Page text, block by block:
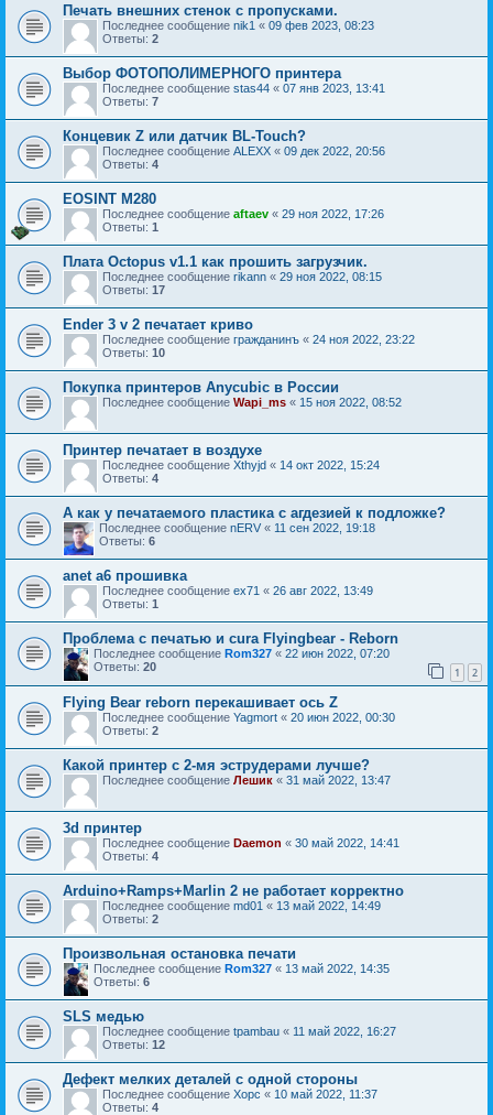
Печать внешних стенок с пропусками.
Последнее сообщение nik1 « 09 фев 2023, 08:23
Ответы: 2
Выбор ФОТОПОЛИМЕРНОГО принтера
Последнее сообщение stas44 « 07 янв 2023, 13:41
Ответы: 7
Концевик Z или датчик BL-Touch?
Последнее сообщение ALEXX « 09 дек 2022, 20:56
Ответы: 4
EOSINT M280
Последнее сообщение aftaev « 29 ноя 2022, 17:26
Ответы: 1
Плата Octopus v1.1 как прошить загрузчик.
Последнее сообщение rikann « 29 ноя 2022, 08:15
Ответы: 17
Ender 3 v 2 печатает криво
Последнее сообщение гражданинъ « 24 ноя 2022, 23:22
Ответы: 10
Покупка принтеров Anycubic в России
Последнее сообщение Wapi_ms « 15 ноя 2022, 08:52
Принтер печатает в воздухе
Последнее сообщение Xthyjd « 14 окт 2022, 15:24
Ответы: 4
А как у печатаемого пластика с агдезией к подложке?
Последнее сообщение nERV « 11 сен 2022, 19:18
Ответы: 6
anet a6 прошивка
Последнее сообщение ex71 « 26 авг 2022, 13:49
Ответы: 1
Проблема с печатью и cura Flyingbear - Reborn
Последнее сообщение Rom327 « 22 июн 2022, 07:20
Ответы: 20 1 2
Flying Bear reborn перекашивает ось Z
Последнее сообщение Yagmort « 20 июн 2022, 00:30
Ответы: 2
Какой принтер с 2-мя эструдерами лучше?
Последнее сообщение Лешик « 31 май 2022, 13:47
3d принтер
Последнее сообщение Daemon « 30 май 2022, 14:41
Ответы: 4
Arduino+Ramps+Marlin 2 не работает корректно
Последнее сообщение md01 « 13 май 2022, 14:49
Ответы: 2
Произвольная остановка печати
Последнее сообщение Rom327 « 13 май 2022, 14:35
Ответы: 6
SLS медью
Последнее сообщение tpambau « 11 май 2022, 16:27
Ответы: 12
Дефект мелких деталей с одной стороны
Последнее сообщение Xopc « 10 май 2022, 11:37
Ответы: 4